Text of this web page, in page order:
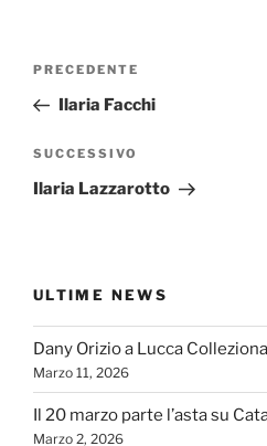
Navigazione
Articolo
precedente:
PRECEDENTE
Ilaria Facchi
Articolo
successivo
SUCCESSIVO
Ilaria Lazzarotto
ULTIME NEWS
Dany Orizio a Lucca
Marzo 11, 2026
Il 20 marzo parte l’asta su
Marzo 2, 2026